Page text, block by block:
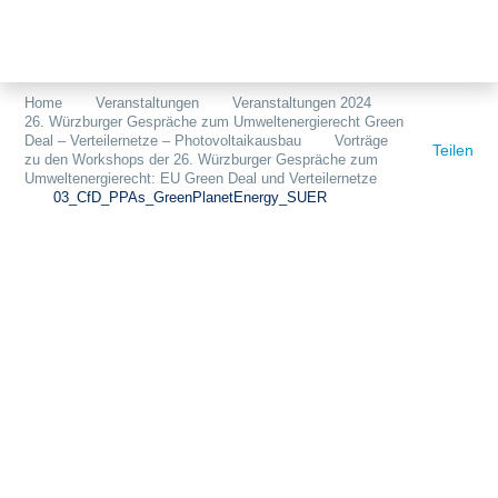
Europa
Flächen
Publikationen
News
Home Veranstaltungen
Veranstaltungen 2024
26. Würzburger Gespräche zum Umweltenergierecht Green
Deal – Verteilernetze – Photovoltaikausbau
Vorträge
zu den Workshops der 26. Würzburger Gespräche zum
Umweltenergierecht: EU Green Deal und Verteilernetze
03_CfD_PPAs_GreenPlanetEnergy_SUER
Teilen